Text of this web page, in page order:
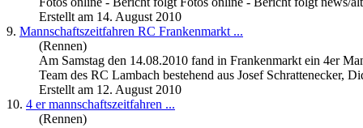
Erstellt am 14. August 2010
9. Mannschaftszeitfahren RC Frankenmarkt ...
(Rennen)
Am Samstag den 14.08.2010 fand in Frankenmarkt ein 4er
Team des RC Lambach bestehend aus Josef Schrattenecker,
Erstellt am 12. August 2010
10. 4 ermannschaftszeitfahren ...
(Rennen)